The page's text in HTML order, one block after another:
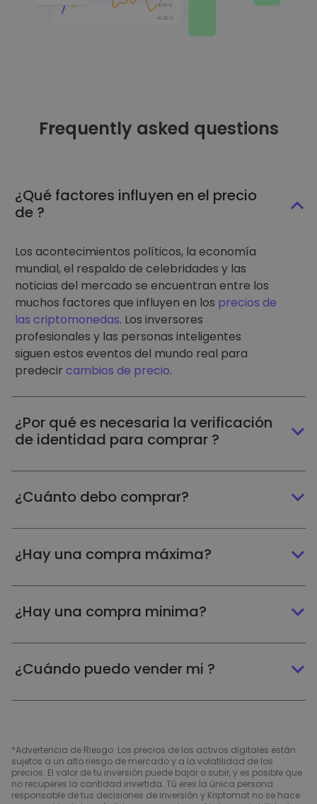
Frequently asked questions
¿Qué factores influyen en el precio
de ?
Los acontecimientos políticos, la economía
mundial, el respaldo de celebridades y las
noticias del mercado se encuentran entre los
muchos factores que influyen en los precios de
las criptomonedas. Los inversores
profesionales y las personas inteligentes
siguen estos eventos del mundo real para
predecir cambios de precio.
¿Por qué es necesaria la verificación
de identidad para comprar ?
¿Cuánto debo comprar?
¿Hay una compra máxima?
¿Hay una compra minima?
¿Cuándo puedo vender mi ?
*Advertencia de Riesgo: Los precios de los activos digitales están
sujetos a un alto riesgo de mercado y a la volatilidad de los
precios. El valor de tu inversión puede bajar o subir, y es posible que
no recuperes la cantidad invertida. Tú eres la única persona
responsable de tus decisiones de inversión y Kriptomat no se hace